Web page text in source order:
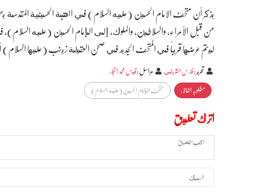
يذكر أن متحف الامام الحسين (عليه السلام) في العتبة الحسينية المقدسة
من قبل الأمراء، والسلاطين، والملوك، إلى الإمام الحسين (عليه السلام)،
ليتم عرضها قريباً في المتحف الجديد في صحن العقيلة زينب (عليها السلام)
تحرير:فارس الشريفي مراسل:قيس محمد النجار
مطلوبہ الفاظ :
متحف الإمام الحسين (عليه السلام)
اترك تعليق